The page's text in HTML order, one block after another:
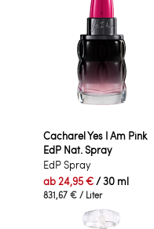
Cacharel Yes I Am Pink
EdP Nat. Spray
EdP Spray
ab24,95 € / 30 ml
831,67 € / Liter